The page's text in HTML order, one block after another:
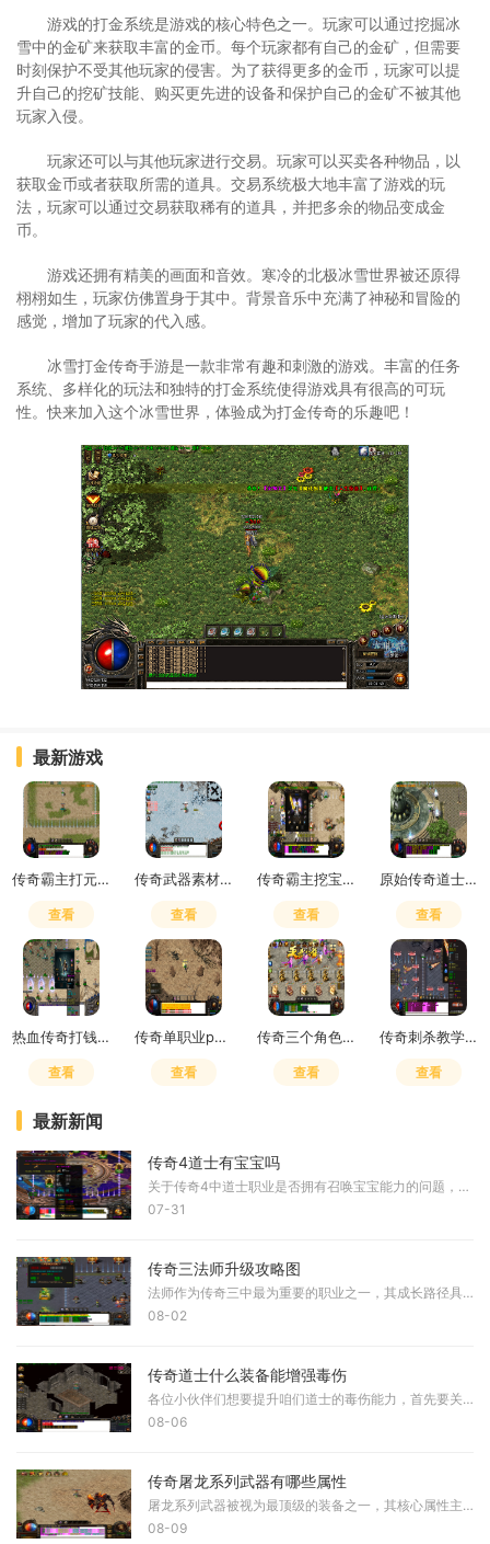
游戏的打金系统是游戏的核心特色之一。玩家可以通过挖掘冰
雪中的金矿来获取丰富的金币。每个玩家都有自己的金矿，但需要
时刻保护不受其他玩家的侵害。为了获得更多的金币，玩家可以提
升自己的挖矿技能、购买更先进的设备和保护自己的金矿不被其他
玩家入侵。
玩家还可以与其他玩家进行交易。玩家可以买卖各种物品，以
获取金币或者获取所需的道具。交易系统极大地丰富了游戏的玩
法，玩家可以通过交易获取稀有的道具，并把多余的物品变成金
币。
游戏还拥有精美的画面和音效。寒冷的北极冰雪世界被还原得
栩栩如生，玩家仿佛置身于其中。背景音乐中充满了神秘和冒险的
感觉，增加了玩家的代入感。
冰雪打金传奇手游是一款非常有趣和刺激的游戏。丰富的任务
系统、多样化的玩法和独特的打金系统使得游戏具有很高的可玩
性。快来加入这个冰雪世界，体验成为打金传奇的乐趣吧！
最新游戏
传奇霸主打元宝买精灵划算不
查看
传奇武器素材600张多少钱
查看
传奇霸主挖宝技巧攻略图
查看
原始传奇道士学4级狗还是符
查看
热血传奇打钱攻略最新
查看
传奇单职业pk技巧
查看
传奇三个角色选什么主角色
查看
传奇刺杀教学攻略
查看
最新新闻
传奇4道士有宝宝吗
关于传奇4中道士职业是否拥有召唤宝宝能力的问题，根据实际游戏设定来看，道士在传奇4中并未延续传统设定中的召唤能力。与早期版本相比，道士职业的核心技能发生了显著调整，其
07-31
传奇三法师升级攻略图
法师作为传奇三中最为重要的职业之一，其成长路径具有一定的规律性。角色从初始阶段到高级阶段，升级应结合技能学习节点与地图资源分布，在每个关键等级区间选择最适宜的区域
08-02
传奇道士什么装备能增强毒伤
各位小伙伴们想要提升咱们道士的毒伤能力，首先要关注的就是武器选择。在咱们这个职业的装备体系里，武器直接决定了毒伤效果的好坏，无论是灵魂火符的伤害还是施毒术的持续效
08-06
传奇屠龙系列武器有哪些属性
屠龙系列武器被视为最顶级的装备之一，其核心属性主要体现在攻击力上。屠龙武器普遍具有非常高的攻击力上限和下限，例如屠龙刀的基础攻击属性为5-35，这种高攻击数值使其能够对
08-09